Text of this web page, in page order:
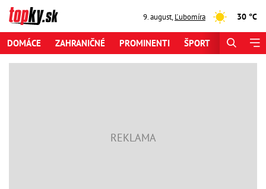
9. august,Ľubomíra 30 °C
DOMÁCE ZAHRANIČNÉ PROMINENTI ŠPORT